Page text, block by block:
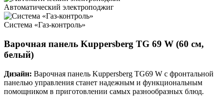
Автоматический электроподжиг
Система «Газ-контроль»
Варочная панель Kuppersberg TG 69 W (60 см,
белый)
Дизайн: Варочная панель Kuppersberg TG69 W с фронтальной
панелью управления станет надежным и функциональным
помощником в приготовлении самых разнообразных блюд.